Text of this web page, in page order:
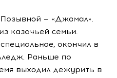
— «Джамал».
казачьей семьи.
окончил в
Раньше по
выходил дежурить в